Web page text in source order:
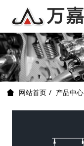
网站首页 产品中心